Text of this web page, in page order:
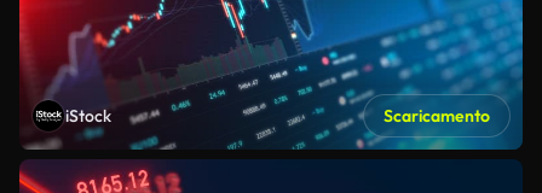
iStock Scaricamento